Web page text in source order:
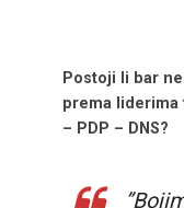
Postoji li bar
prema liderima
– PDP – DNS?